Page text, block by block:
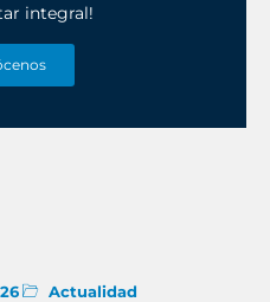
integral!
Actualidad